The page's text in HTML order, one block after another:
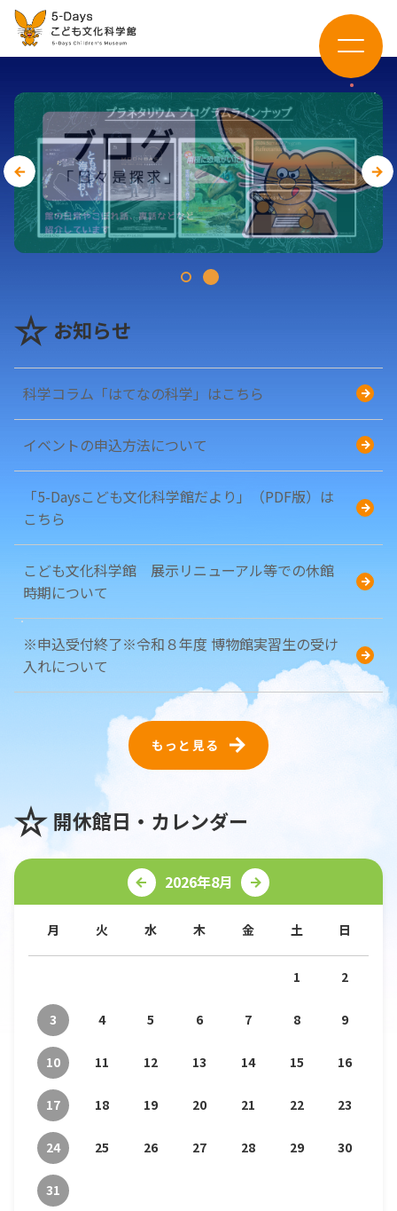
お知らせ
科学コラム「はてなの科学」はこちら
イベントの申込方法について
「5-Daysこども文化科学館だより」（PDF版）は
こちら
こども文化科学館 展示リニューアル等での休館
時期について
※申込受付終了※令和８年度 博物館実習生の受け
入れについて
もっと見る
開休館日・カレンダー
2026年8月
月 火 水 木 金 土 日
1 2
3 4 5 6 7 8 9
10 11 12 13 14 15 16
17 18 19 20 21 22 23
24 25 26 27 28 29 30
31